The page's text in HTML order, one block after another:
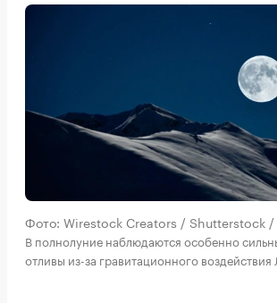
Фото: Wirestock Creators / Shutterstock /
В полнолуние наблюдаются особенно
отливы из-за гравитационного воздействия